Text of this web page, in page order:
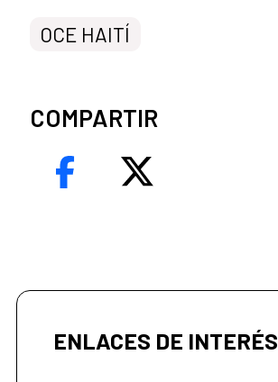
OCE HAITÍ
COMPARTIR
ENLACES DE INTERÉS